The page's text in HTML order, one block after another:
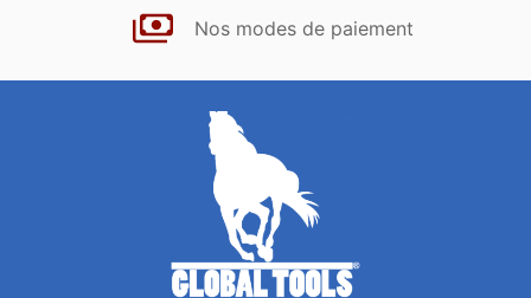
Nos modes de paiement